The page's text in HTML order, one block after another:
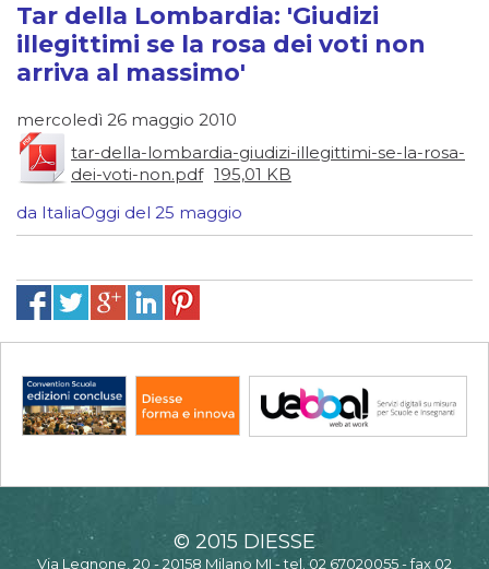
Tar della Lombardia: 'Giudizi
illegittimi se la rosa dei voti non
arriva al massimo'
mercoledì 26 maggio 2010
tar-della-lombardia-giudizi-illegittimi-se-la-rosa-
dei-voti-non.pdf 195,01 KB
da ItaliaOggi del 25 maggio
© 2015 DIESSE
Via Legnone, 20 - 20158 Milano MI - tel. 02 67020055 - fax 02